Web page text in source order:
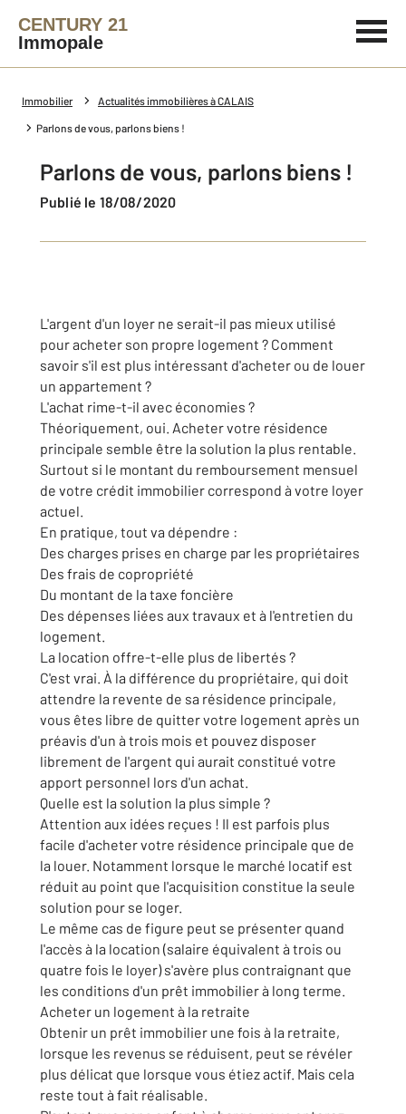
CENTURY 21
Immopale
Immobilier Actualités immobilières à CALAIS
Parlons de vous, parlons biens !
Parlons de vous, parlons biens !
Publié le 18/08/2020
L'argent d'un loyer ne serait-il pas mieux utilisé
pour acheter son propre logement ? Comment
savoir s'il est plus intéressant d'acheter ou de louer
un appartement ?
L'achat rime-t-il avec économies ?
Théoriquement, oui. Acheter votre résidence
principale semble être la solution la plus rentable.
Surtout si le montant du remboursement mensuel
de votre crédit immobilier correspond à votre loyer
actuel.
En pratique, tout va dépendre :
Des charges prises en charge par les propriétaires
Des frais de copropriété
Du montant de la taxe foncière
Des dépenses liées aux travaux et à l'entretien du
logement.
La location offre-t-elle plus de libertés ?
C'est vrai. À la différence du propriétaire, qui doit
attendre la revente de sa résidence principale,
vous êtes libre de quitter votre logement après un
préavis d'un à trois mois et pouvez disposer
librement de l'argent qui aurait constitué votre
apport personnel lors d'un achat.
Quelle est la solution la plus simple ?
Attention aux idées reçues ! Il est parfois plus
facile d'acheter votre résidence principale que de
la louer. Notamment lorsque le marché locatif est
réduit au point que l'acquisition constitue la seule
solution pour se loger.
Le même cas de figure peut se présenter quand
l'accès à la location (salaire équivalent à trois ou
quatre fois le loyer) s'avère plus contraignant que
les conditions d'un prêt immobilier à long terme.
Acheter un logement à la retraite
Obtenir un prêt immobilier une fois à la retraite,
lorsque les revenus se réduisent, peut se révéler
plus délicat que lorsque vous étiez actif. Mais cela
reste tout à fait réalisable.